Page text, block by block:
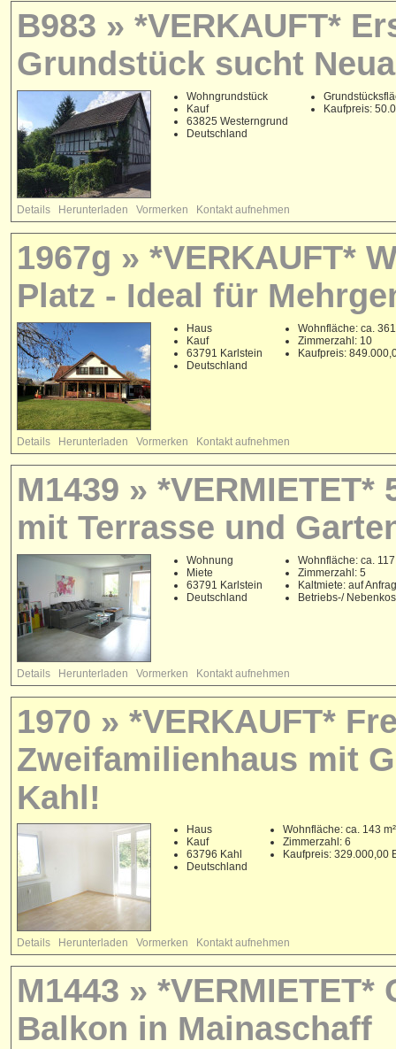
B983 » *VERKAUFT*
Grundstück sucht
Wohngrundstück
Kauf
63825 Westerngrund
Deutschland
Kaufpreis:
Details Herunterladen Vormerken Kontakt aufnehmen
1967g » *VERKAUFT*
Platz - Ideal für
Haus
Kauf
63791 Karlstein
Deutschland
Wohnfläche: ca. 361
Zimmerzahl: 10
Kaufpreis:
Details Herunterladen Vormerken Kontakt aufnehmen
M1439 »
mit Terrasse und
Wohnung
Miete
63791 Karlstein
Deutschland
Wohnfläche: ca. 117
Zimmerzahl: 5
Kaltmiete: auf
Betriebs-/
Details Herunterladen Vormerken Kontakt aufnehmen
1970 » *VERKAUFT*
Zweifamilienhaus mit
Kahl!
Haus
Kauf
63796 Kahl
Deutschland
Wohnfläche: ca. 143 m²
Zimmerzahl: 6
Kaufpreis: 329.000,00
Details Herunterladen Vormerken Kontakt aufnehmen
M1443 »
Balkon in Mainaschaff